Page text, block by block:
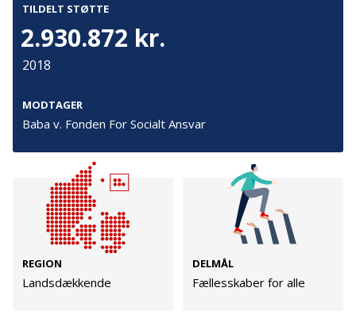
TILDELT STØTTE
2.930.872 kr.
2018
MODTAGER
Baba v. Fonden For Socialt Ansvar
REGION
Landsdækkende
DELMÅL
Fællesskaber for alle
Persondata
Vilkår
Følg os
TryghedsGruppen
Facebook LinkedIn
TrygFonden
Facebook LinkedIn